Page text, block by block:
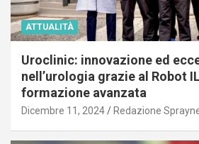
ATTUALITÀ
Uroclinic: innovazione ed
nell’urologia grazie al Robot
formazione avanzata
Dicembre 11, 2024 Redazione